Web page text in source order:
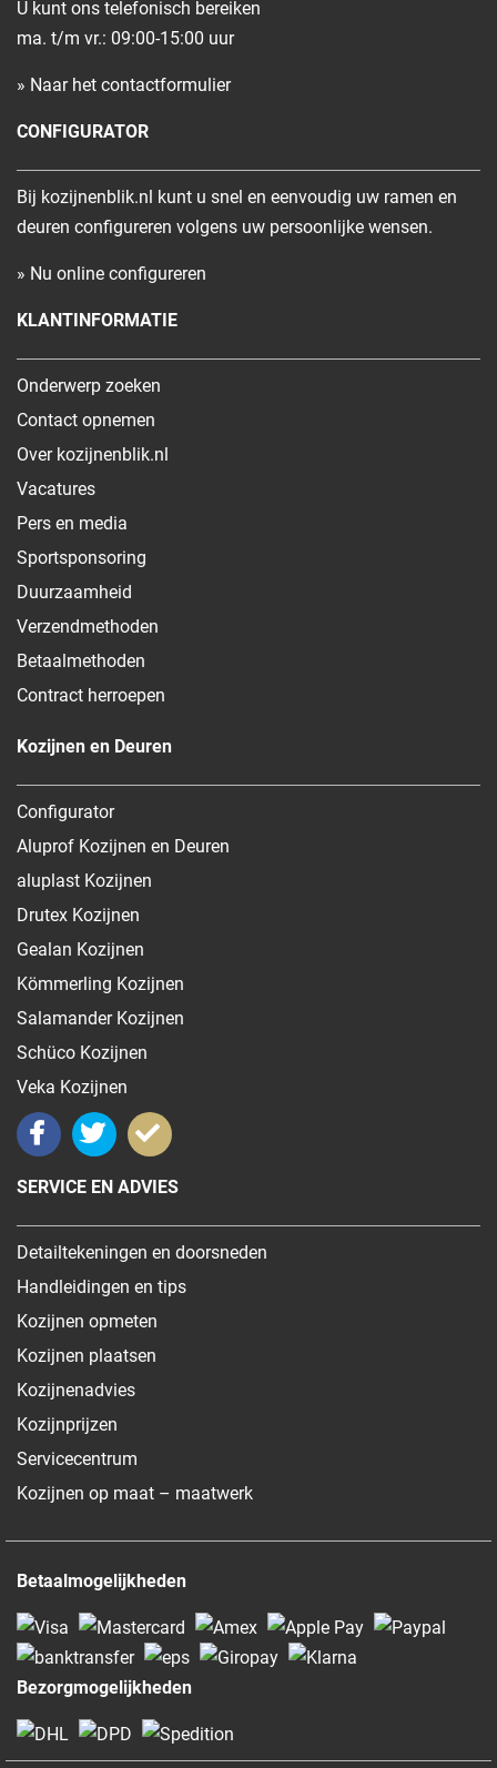
U kunt ons telefonisch bereiken
ma. t/m vr.: 09:00-15:00 uur
» Naar het contactformulier
CONFIGURATOR
Bij kozijnenblik.nl kunt u snel en eenvoudig uw ramen en
deuren configureren volgens uw persoonlijke wensen.
» Nu online configureren
KLANTINFORMATIE
Onderwerp zoeken
Contact opnemen
Over kozijnenblik.nl
Vacatures
Pers en media
Sportsponsoring
Duurzaamheid
Verzendmethoden
Betaalmethoden
Contract herroepen
Kozijnen en Deuren
Configurator
Aluprof Kozijnen en Deuren
aluplast Kozijnen
Drutex Kozijnen
Gealan Kozijnen
Kömmerling Kozijnen
Salamander Kozijnen
Schüco Kozijnen
Veka Kozijnen
SERVICE EN ADVIES
Detailtekeningen en doorsneden
Handleidingen en tips
Kozijnen opmeten
Kozijnen plaatsen
Kozijnenadvies
Kozijnprijzen
Servicecentrum
Kozijnen op maat – maatwerk
Betaalmogelijkheden
Bezorgmogelijkheden